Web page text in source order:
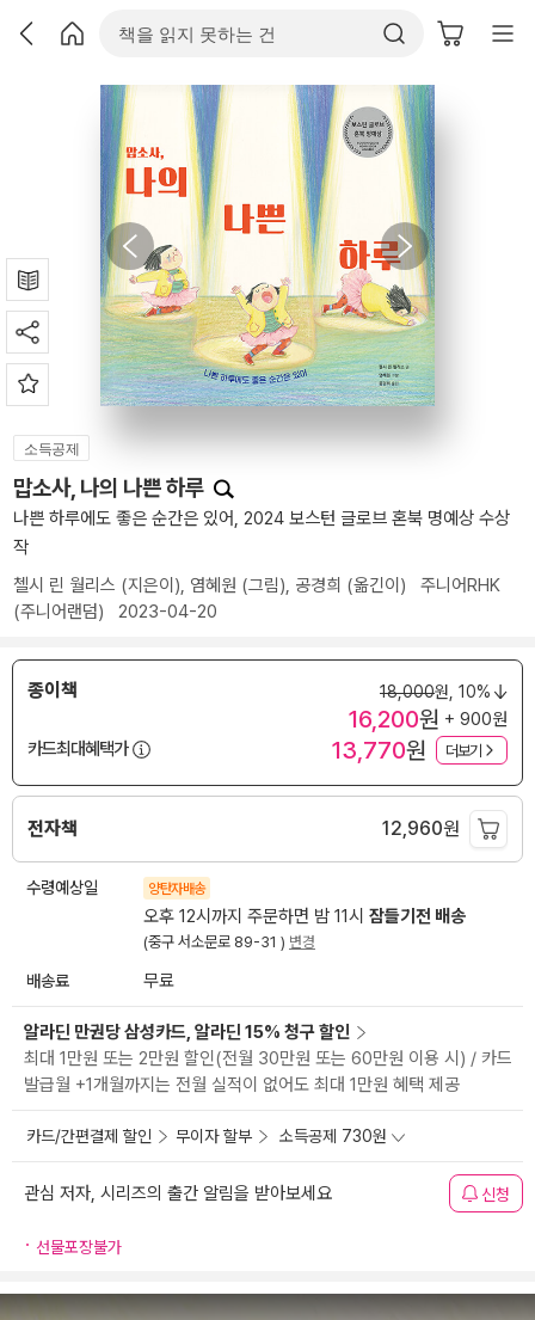
소득공제
맙소사, 나의 나쁜 하루
나쁜 하루에도 좋은 순간은 있어, 2024 보스턴 글로브 혼북 명예상 수상
작
첼시 린 월리스 (지은이), 염혜원 (그림), 공경희 (옮긴이) 주니어RHK
(주니어랜덤) 2023-04-20
종이책 18,000원, 10%
16,200원 + 900원
카드최대혜택가
13,770원 더보기
전자책 12,960원
수령예상일 양탄자배송
오후 12시까지 주문하면 밤 11시 잠들기전 배송
(중구 서소문로 89-31 ) 변경
배송료 무료
알라딘 만권당 삼성카드, 알라딘 15% 청구 할인
최대 1만원 또는 2만원 할인(전월 30만원 또는 60만원 이용 시) / 카드
발급월 +1개월까지는 전월 실적이 없어도 최대 1만원 혜택 제공
카드/간편결제 할인 무이자 할부 소득공제 730원
관심 저자, 시리즈의 출간 알림을 받아보세요 신청
선물포장불가